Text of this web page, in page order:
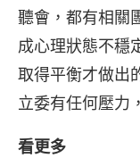
聽會，都有相關
成心理狀態不穩
取得平衡才做出
立委有任何壓力
看更多